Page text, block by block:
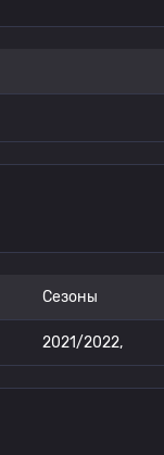
Сезоны
2021/2022,